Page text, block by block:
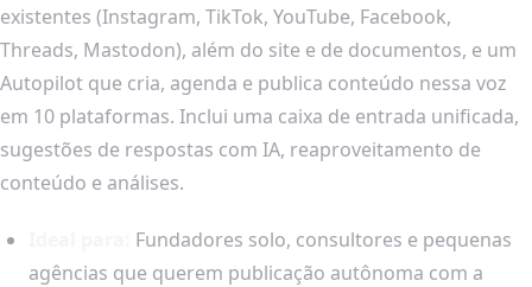
existentes (Instagram, TikTok, YouTube, Facebook,
Threads, Mastodon), além do site e de documentos, e um
Autopilot que cria, agenda e publica conteúdo nessa voz
em 10 plataformas. Inclui uma caixa de entrada unificada,
sugestões de respostas com IA, reaproveitamento de
conteúdo e análises.
Fundadores solo, consultores e pequenas
agências que querem publicação autônoma com a